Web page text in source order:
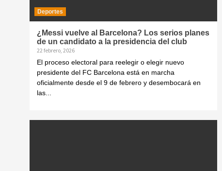
Deportes
¿Messi vuelve al Barcelona? Los serios planes
de un candidato a la presidencia del club
22 febrero, 2026
El proceso electoral para reelegir o elegir nuevo
presidente del FC Barcelona está en marcha
oficialmente desde el 9 de febrero y desembocará en
las...